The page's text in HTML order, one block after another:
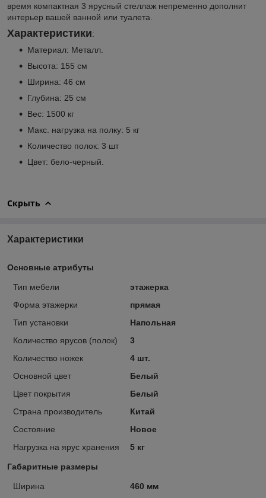
время компактная 3 ярусный стеллаж непременно дополнит
интерьер вашей ванной или туалета.
Характеристики:
Материал: Металл.
Высота: 155 см
Ширина: 46 см
Глубина: 25 см
Вес: 1500 кг
Макс. нагрузка на полку: 5 кг
Количество полок: 3 шт
Цвет: бело-черный.
Скрыть
Характеристики
Основные атрибуты
Тип мебели
этажерка
Форма этажерки
прямая
Тип установки
Напольная
Количество ярусов (полок)
3
Количество ножек
4 шт.
Основной цвет
Белый
Цвет покрытия
Белый
Страна производитель
Китай
Состояние
Новое
Нагрузка на ярус хранения
5 кг
Габаритные размеры
Ширина
460 мм